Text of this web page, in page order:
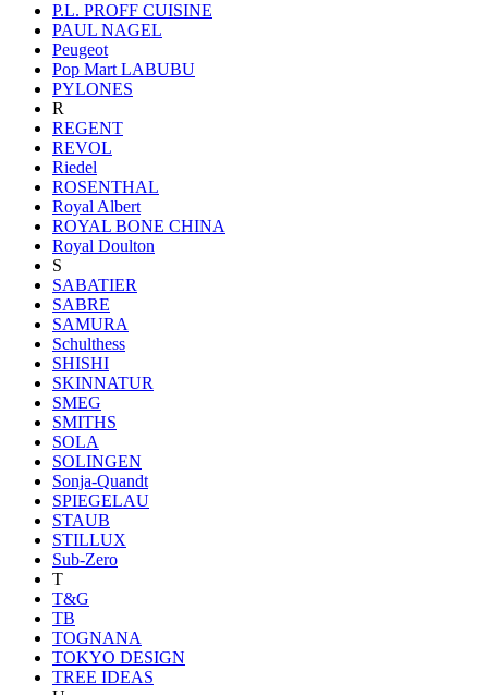
P.L. PROFF CUISINE
PAUL NAGEL
Peugeot
Pop Mart LABUBU
PYLONES
R
REGENT
REVOL
Riedel
ROSENTHAL
Royal Albert
ROYAL BONE CHINA
Royal Doulton
S
SABATIER
SABRE
SAMURA
Schulthess
SHISHI
SKINNATUR
SMEG
SMITHS
SOLA
SOLINGEN
Sonja-Quandt
SPIEGELAU
STAUB
STILLUX
Sub-Zero
T
T&G
TB
TOGNANA
TOKYO DESIGN
TREE IDEAS